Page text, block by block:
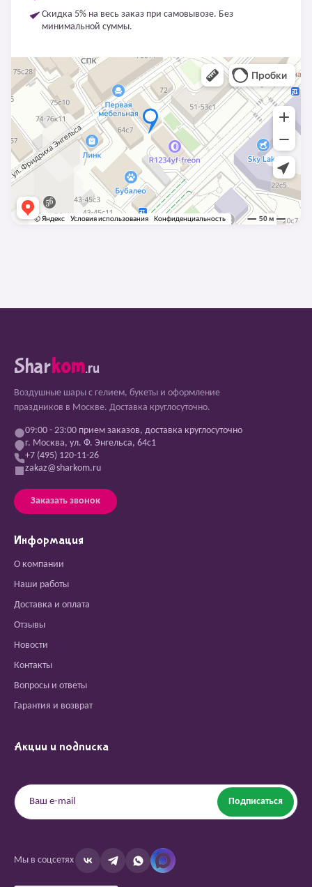
Скидка 5% на весь заказ при самовывозе. Без
минимальной суммы.
Sharkom.ru
Воздушные шары с гелием, букеты и оформление
праздников в Москве. Доставка круглосуточно.
09:00 - 23:00 прием заказов, доставка круглосуточно
г. Москва, ул. Ф. Энгельса, 64с1
+7 (495) 120-11-26
zakaz@sharkom.ru
Заказать звонок
Информация
О компании
Наши работы
Доставка и оплата
Отзывы
Новости
Контакты
Вопросы и ответы
Гарантия и возврат
Акции и подписка
Подписаться
Мы в соцсетях